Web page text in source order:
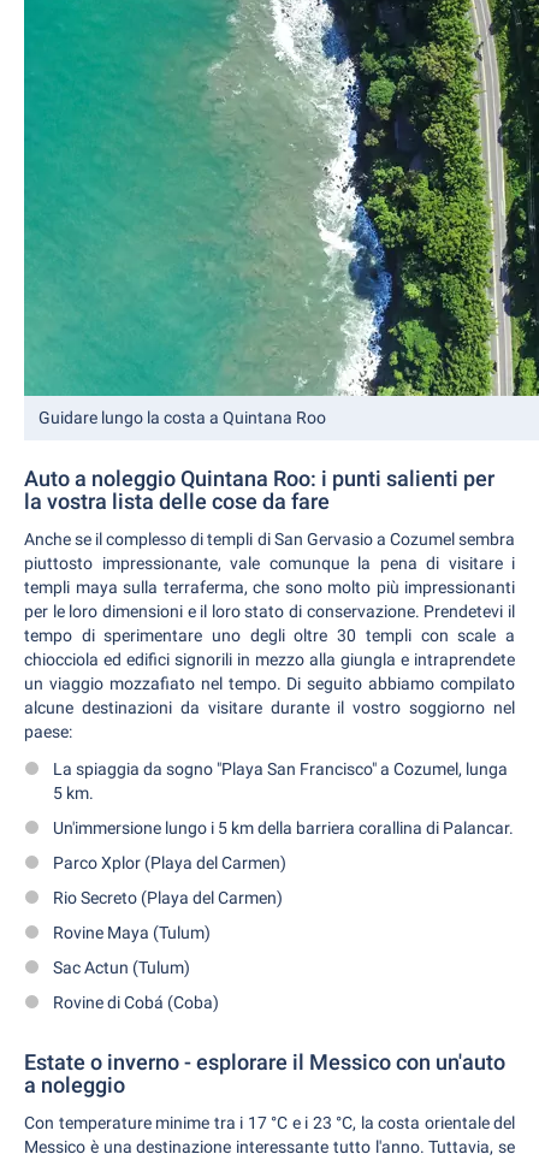
Guidare lungo la costa a Quintana Roo
Auto a noleggio Quintana Roo: i punti salienti per
la vostra lista delle cose da fare
Anche se il complesso di templi di San Gervasio a Cozumel sembra
piuttosto impressionante, vale comunque la pena di visitare i
templi maya sulla terraferma, che sono molto più impressionanti
per le loro dimensioni e il loro stato di conservazione. Prendetevi il
tempo di sperimentare uno degli oltre 30 templi con scale a
chiocciola ed edifici signorili in mezzo alla giungla e intraprendete
un viaggio mozzafiato nel tempo. Di seguito abbiamo compilato
alcune destinazioni da visitare durante il vostro soggiorno nel
paese:
La spiaggia da sogno "Playa San Francisco" a Cozumel, lunga
5 km.
Un'immersione lungo i 5 km della barriera corallina di Palancar.
Parco Xplor (Playa del Carmen)
Rio Secreto (Playa del Carmen)
Rovine Maya (Tulum)
Sac Actun (Tulum)
Rovine di Cobá (Coba)
Estate o inverno - esplorare il Messico con un'auto
a noleggio
Con temperature minime tra i 17 °C e i 23 °C, la costa orientale del
Messico è una destinazione interessante tutto l'anno. Tuttavia, se